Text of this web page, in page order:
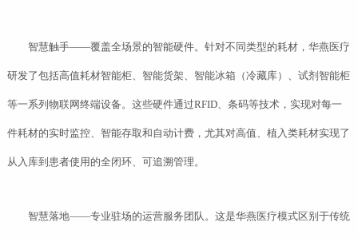
智慧触手——覆盖全场景的智能硬件。针对不同类型的耗材，华燕医疗
研发了包括高值耗材智能柜、智能货架、智能冰箱（冷藏库）、试剂智能柜
等一系列物联网终端设备。这些硬件通过RFID、条码等技术，实现对每一
件耗材的实时监控、智能存取和自动计费，尤其对高值、植入类耗材实现了
从入库到患者使用的全闭环、可追溯管理。
智慧落地——专业驻场的运营服务团队。这是华燕医疗模式区别于传统